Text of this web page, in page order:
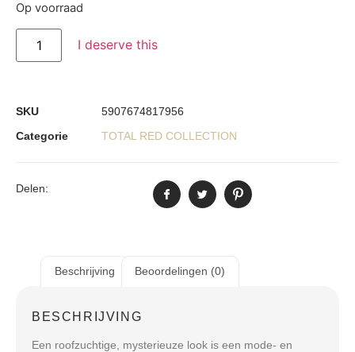
Op voorraad
I deserve this
SKU
5907674817956
Categorie
TOTAL RED COLLECTION
Delen:
Beschrijving Beoordelingen (0)
BESCHRIJVING
Een roofzuchtige, mysterieuze look is een mode- en